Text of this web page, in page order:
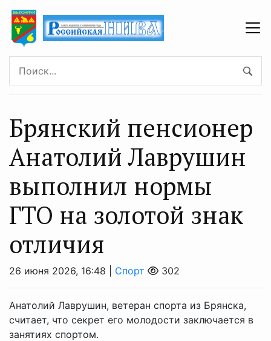
Брянский пенсионер
Анатолий Лаврушин
выполнил нормы
ГТО на золотой знак
отличия
26 июня 2026, 16:48 | Спорт 302
Анатолий Лаврушин, ветеран спорта из Брянска,
считает, что секрет его молодости заключается в
занятиях спортом.